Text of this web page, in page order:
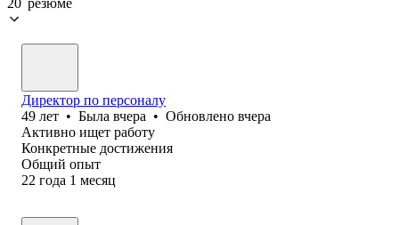
Директор по персоналу
49 лет • Была вчера • Обновлено вчера
Активно ищет работу
Конкретные достижения
Общий опыт
22 года 1 месяц